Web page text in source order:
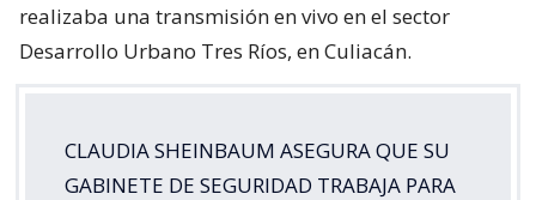
realizaba una transmisión en vivo en el sector
Desarrollo Urbano Tres Ríos, en Culiacán.
CLAUDIA SHEINBAUM ASEGURA QUE SU
GABINETE DE SEGURIDAD TRABAJA PARA